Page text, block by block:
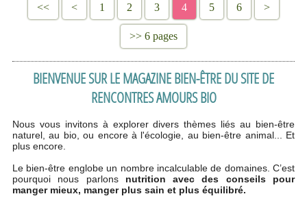
<< < 1 2 3 4 5 6 >
>> 6 pages
BIENVENUE SUR LE MAGAZINE BIEN-ÊTRE DU SITE DE
RENCONTRES AMOURS BIO
Nous vous invitons à explorer divers thèmes liés au bien-être
naturel, au bio, ou encore à l'écologie, au bien-être animal... Et
plus encore.
Le bien-être englobe un nombre incalculable de domaines. C’est
pourquoi nous parlons nutrition avec des conseils pour
manger mieux, manger plus sain et plus équilibré.